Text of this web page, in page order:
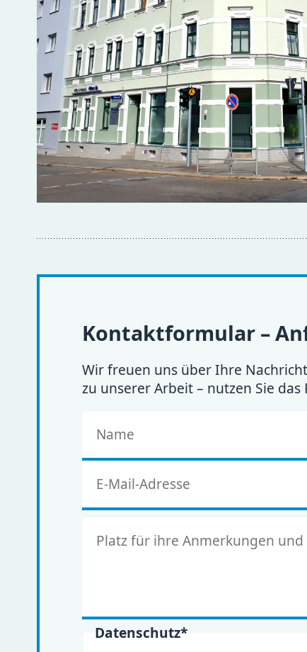
Kontaktformular –
Wir freuen uns über Ihre
zu unserer Arbeit – nutzen Sie
Pflichtfeld
Datenschutz*